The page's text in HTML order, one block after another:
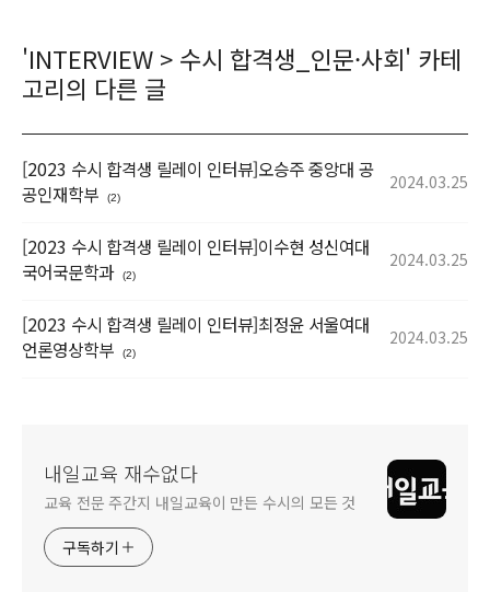
'INTERVIEW > 수시 합격생_인문·사회' 카테
고리의 다른 글
[2023 수시 합격생 릴레이 인터뷰]오승주 중앙대 공
공인재학부
(2)
2024.03.25
[2023 수시 합격생 릴레이 인터뷰]이수현 성신여대
국어국문학과
(2)
2024.03.25
[2023 수시 합격생 릴레이 인터뷰]최정윤 서울여대
언론영상학부
(2)
2024.03.25
내일교육 재수없다
교육 전문 주간지 내일교육이 만든 수시의 모든 것
구독하기